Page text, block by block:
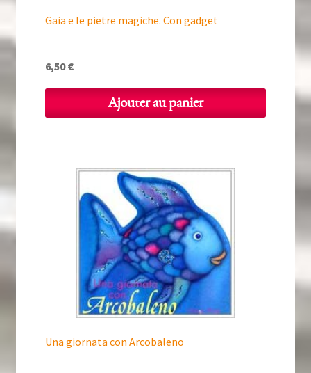
Gaia e le pietre magiche. Con gadget
6,50€
Ajouter au panier
Una giornata con Arcobaleno